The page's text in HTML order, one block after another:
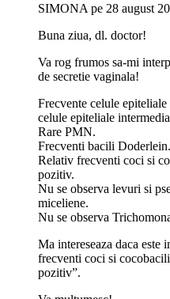
SIMONA pe 28 august
Buna ziua, dl. doctor!
Va rog frumos sa-mi
de secretie vaginala!
Frecvente celule
celule epiteliale
Rare PMN.
Frecventi bacili Doderlein.
Relativ frecventi coci si
pozitiv.
Nu se observa levuri si
miceliene.
Nu se observa
Ma intereseaza daca este
frecventi coci si
pozitiv”.